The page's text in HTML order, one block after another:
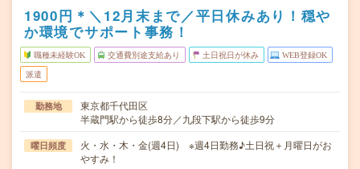
1900円＊＼12月末まで／平日休みあり！穏や
か環境でサポート事務！
職種未経験OK 交通費別途支給あり 土日祝日が休み WEB登録OK
派遣
勤務地
東京都千代田区
半蔵門駅から徒歩8分／九段下駅から徒歩9分
曜日頻度
火・水・木・金(週4日) ※週4日勤務♪土日祝＋月曜日がお
やすみ！